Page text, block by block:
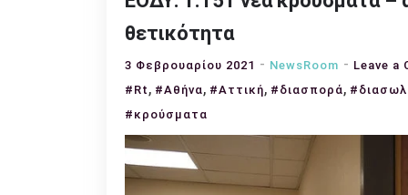
θετικότητα
3 Φεβρουαρίου 2021 NewsRoom Leave a
#Rt , #Αθήνα, #Αττική, #διασπορά,
#κρούσματα